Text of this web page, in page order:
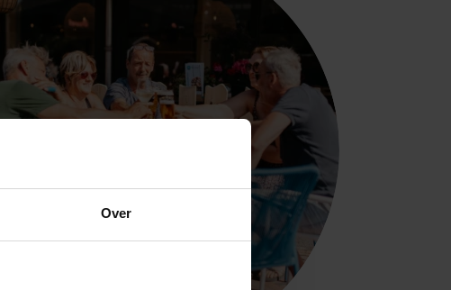
Over